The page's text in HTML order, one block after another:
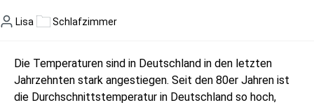
Lisa Schlafzimmer
Die Temperaturen sind in Deutschland in den letzten
Jahrzehnten stark angestiegen. Seit den 80er Jahren ist
die Durchschnittstemperatur in Deutschland so hoch,